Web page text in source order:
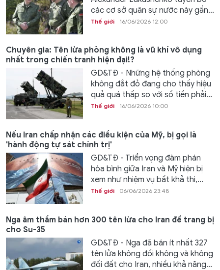
các cơ sở quân sự nước này gần...
Thế giới 16/06/2026 12:00
Chuyên gia: Tên lửa phòng không là vũ khí vô dụng
nhất trong chiến tranh hiện đại!?
GD&TĐ - Những hệ thống phòng
không đắt đỏ đang cho thấy hiệu
quả quá thấp so với số tiền phải...
Thế giới 16/06/2026 10:00
Nếu Iran chấp nhận các điều kiện của Mỹ, bị gọi là
'hành động tự sát chính trị'
GD&TĐ - Triển vọng đàm phán
hòa bình giữa Iran và Mỹ hiện bị
xem như nhiệm vụ bất khả thi,...
Thế giới 06/06/2026 23:48
Nga âm thầm bán hơn 300 tên lửa cho Iran để trang bị
cho Su-35
GD&TĐ - Nga đã bán ít nhất 327
tên lửa không đối không và không
đối đất cho Iran, nhiều khả năng...